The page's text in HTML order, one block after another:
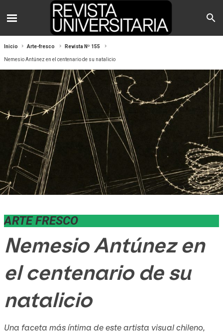
Inicio Arte-fresco Revista Nº 155
Nemesio Antúnez en el centenario de su natalicio
ARTE FRESCO
Nemesio Antúnez en
el centenario de su
natalicio
Una faceta más íntima de este artista visual chileno,